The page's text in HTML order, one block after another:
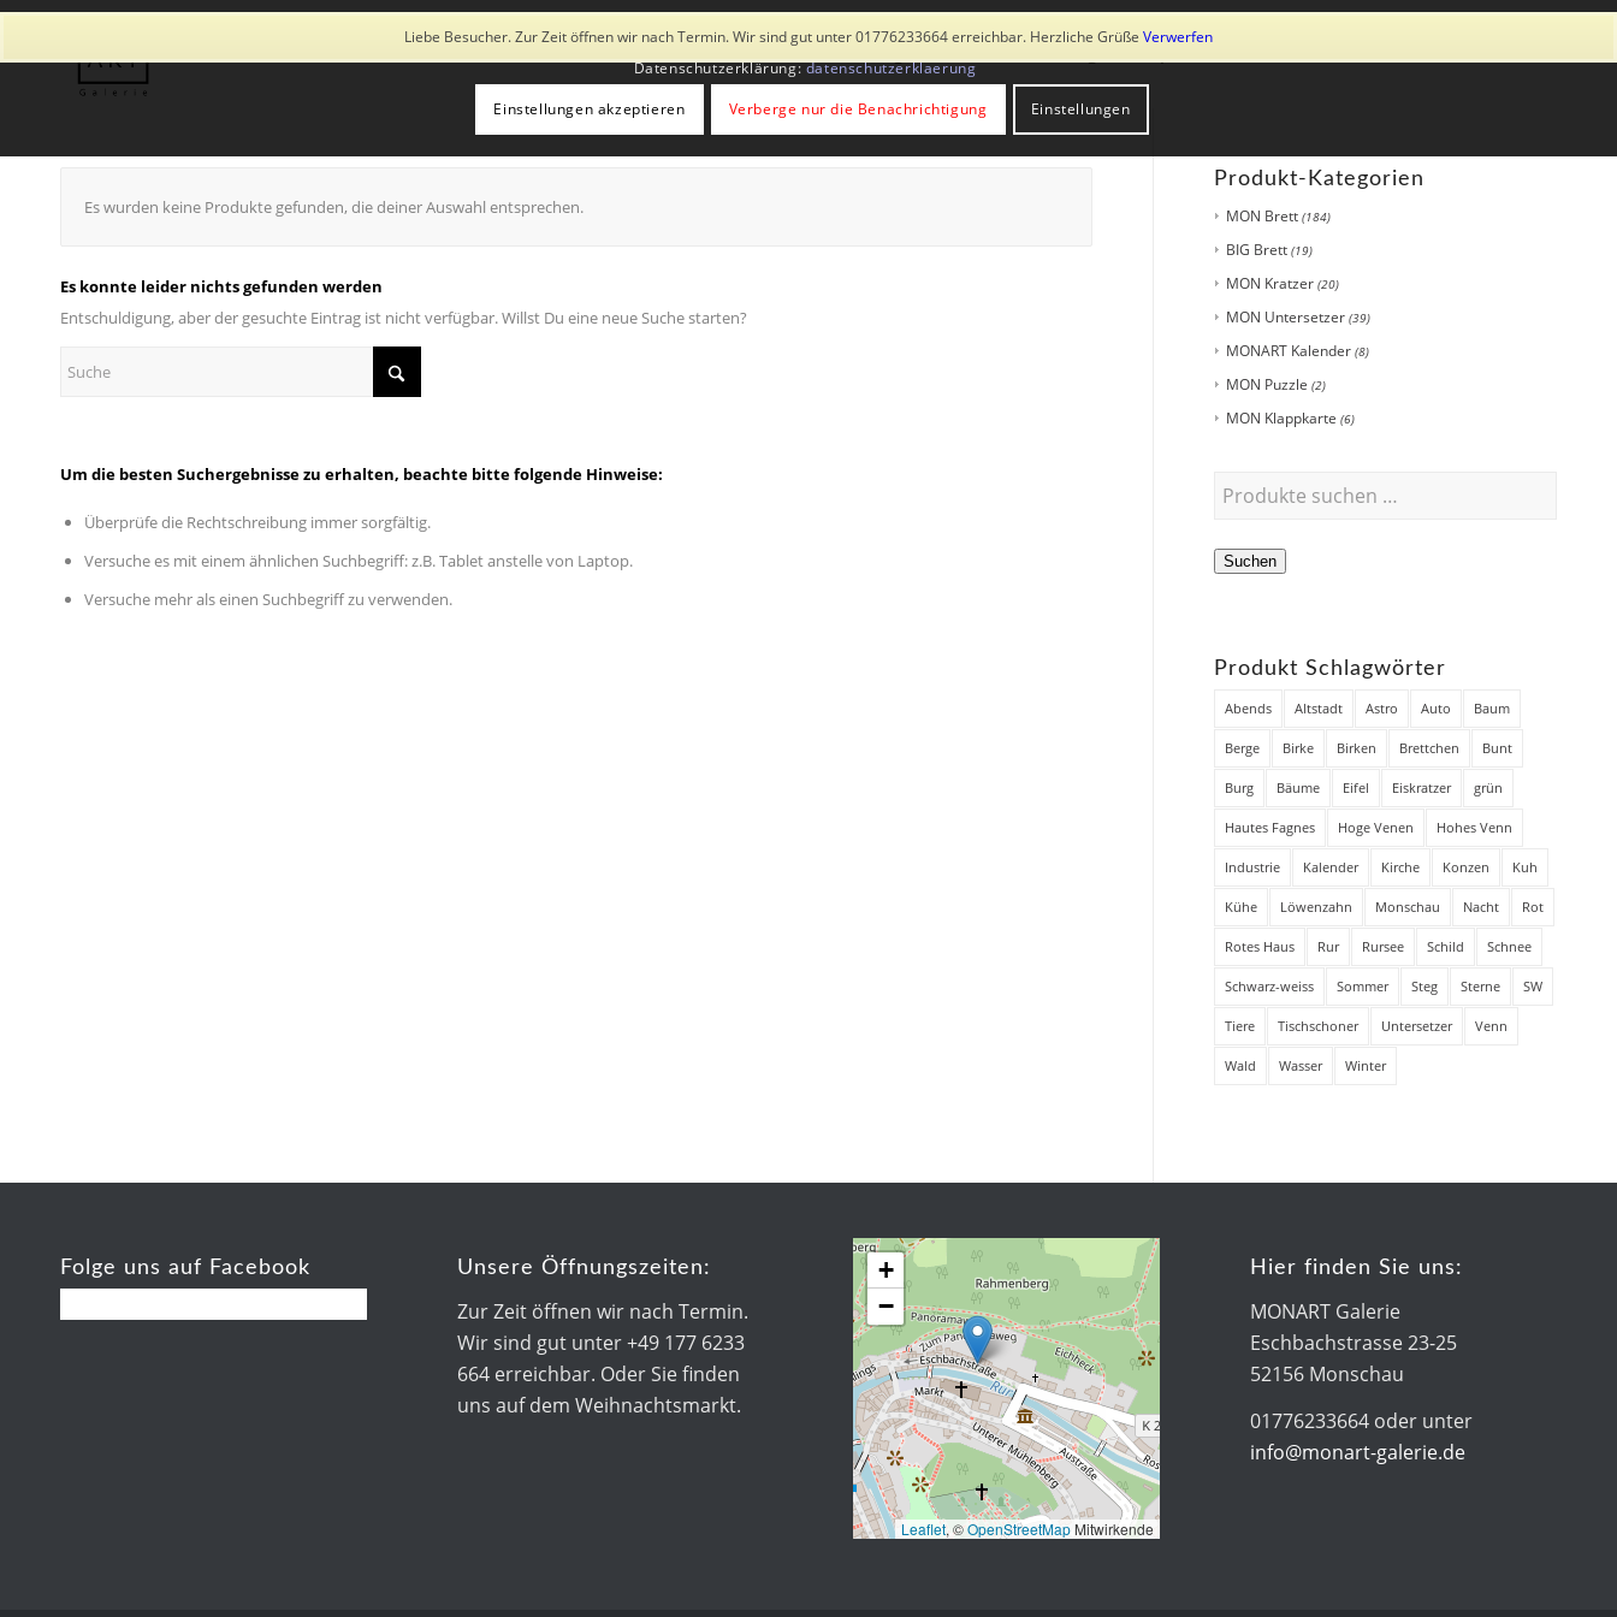
Liebe Besucher. Zur Zeit öffnen wir nach Termin. Wir sind gut unter 01776233664 erreichbar. Herzliche Grüße Verwerfen
Sonderausstellung
Es wurden keine Produkte gefunden, die deiner Auswahl entsprechen.
Es konnte leider nichts gefunden werden
Entschuldigung, aber der gesuchte Eintrag ist nicht verfügbar. Willst Du eine neue Suche starten?
Um die besten Suchergebnisse zu erhalten, beachte bitte folgende Hinweise:
Überprüfe die Rechtschreibung immer sorgfältig.
Versuche es mit einem ähnlichen Suchbegriff: z.B. Tablet anstelle von Laptop.
Versuche mehr als einen Suchbegriff zu verwenden.
Produkt-Kategorien
MON Brett (184)
BIG Brett (19)
MON Kratzer (20)
MON Untersetzer (39)
MONART Kalender (8)
MON Puzzle (2)
MON Klappkarte (6)
Suchen
Produkt Schlagwörter
Abends Altstadt Astro Auto Baum
Berge Birke Birken Brettchen Bunt
Burg Bäume Eifel Eiskratzer grün
Hautes Fagnes Hoge Venen Hohes Venn
Industrie Kalender Kirche Konzen Kuh
Kühe Löwenzahn Monschau Nacht Rot
Rotes Haus Rur Rursee Schild Schnee
Schwarz-weiss Sommer Steg Sterne SW
Tiere Tischschoner Untersetzer Venn
Wald Wasser Winter
Folge uns auf Facebook Unsere Öffnungszeiten:
Zur Zeit öffnen wir nach Termin.
Wir sind gut unter +49 177 6233
664 erreichbar. Oder Sie finden
uns auf dem Weihnachtsmarkt.
+
−
Leaflet, ©OpenStreetMapMitwirkende
Hier finden Sie uns:
MONART Galerie
Eschbachstrasse 23-25
52156 Monschau
01776233664 oder unter
info@monart-galerie.de
Diese Seite verwendet Cookies und ähnliche Technologien, auch von Drittanbietern. Mit der Weiternutzung der Seite stimmst du der Verwendung von Cookies zu. Weitere Informationen erhalten Sie in unserer
Datenschutzerklärung:datenschutzerklaerung
Einstellungen akzeptieren Verberge nur die Benachrichtigung Einstellungen